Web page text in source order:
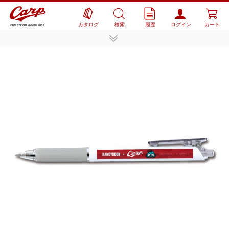
CARP OFFICIAL GOODS SHOP カタログ 検索 履歴 ログイン カート